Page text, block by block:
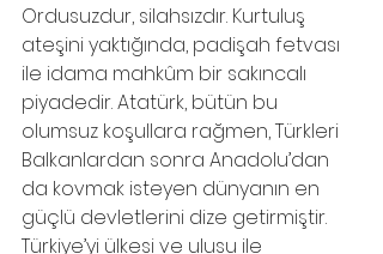
Ordusuzdur, silahsızdır. Kurtuluş
ateşini yaktığında, padişah fetvası
ile idama mahkûm bir sakıncalı
piyadedir. Atatürk, bütün bu
olumsuz koşullara rağmen, Türkleri
Balkanlardan sonra Anadolu’dan
da kovmak isteyen dünyanın en
güçlü devletlerini dize getirmiştir.
Türkiye’yi ülkesi ve ulusu ile